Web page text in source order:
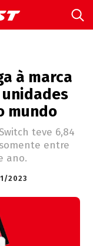
à marca
unidades
mundo
teve 6,84
entre
ano.
2023